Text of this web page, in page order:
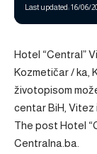
Last updated: 16/06/
Hotel “Central”
Kozmetičar / ka,
životopisom
centar BiH, Vitez
The post Hotel
Centralna.ba